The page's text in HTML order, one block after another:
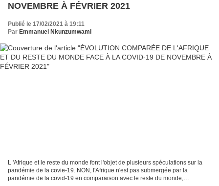
NOVEMBRE À FÉVRIER 2021
Publié le 17/02/2021 à 19:11
Par Emmanuel Nkunzumwami
L 'Afrique et le reste du monde font l'objet de plusieurs spéculations sur la
pandémie de la covie-19. NON, l'Afrique n'est pas submergée par la
pandémie de la covid-19 en comparaison avec le reste du monde,